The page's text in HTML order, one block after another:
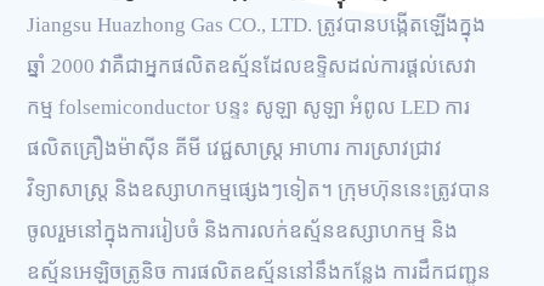
Jiangsu Huazhong Gas CO., LTD. ត្រូវបានបង្កើតឡើងក្នុង
ឆ្នាំ 2000 វាគឺជាអ្នកផលិតឧស្ម័នដែលឧទ្ទិសដល់ការផ្តល់សេវា
កម្ម folsemiconductor បន្ទះ សូឡា សូឡា អំពូល LED ការ
ផលិតគ្រឿងម៉ាស៊ីន គីមី វេជ្ជសាស្ត្រ អាហារ ការស្រាវជ្រាវ
វិទ្យាសាស្ត្រ និងឧស្សាហកម្មផ្សេងៗទៀត។ ក្រុមហ៊ុននេះត្រូវបាន
ចូលរួមនៅក្នុងការរៀបចំ និងការលក់ឧស្ម័នឧស្សាហកម្ម និង
ឧស្ម័នអេឡិចត្រូនិច ការផលិតឧស្ម័ននៅនឹងកន្លែង ការដឹកជញ្ជូន